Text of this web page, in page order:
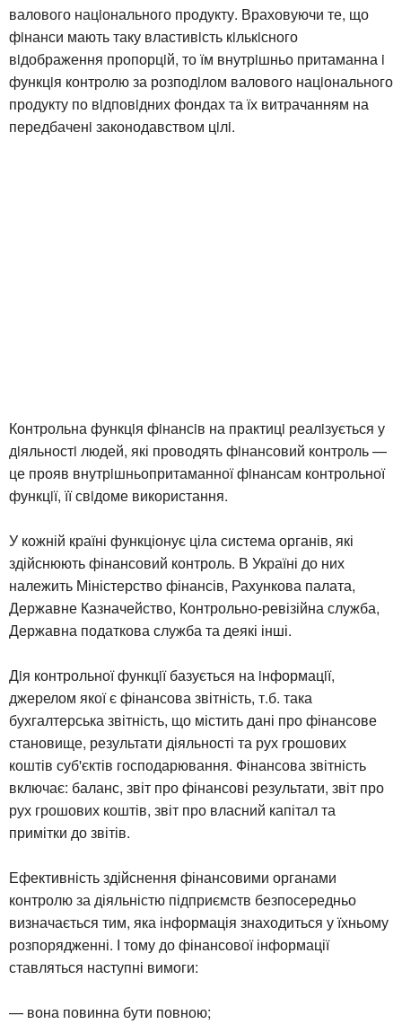
валового нацiонального продукту. Враховуючи те, що
фiнанси мають таку властивiсть кiлькiсного
вiдображення пропорцiй, то їм внутрiшньо притаманна i
функцiя контролю за розподiлом валового нацiонального
продукту по вiдповiдних фондах та їх витрачанням на
передбаченi законодавством цiлi.
Контрольна функцiя фiнансiв на практицi реалiзується у
дiяльностi людей, які проводять фiнансовий контроль —
це прояв внутрiшньопритаманної фiнансам контрольної
функцiї, її свiдоме використання.
У кожній країні функціонує ціла система органів, які
здійснюють фінансовий контроль. В Україні до них
належить Міністерство фінансів, Рахункова палата,
Державне Казначейство, Контрольно-ревізійна служба,
Державна податкова служба та деякі інші.
Дiя контрольної функцiї базується на iнформацiї,
джерелом якої є фінансова звітність, т.б. така
бухгалтерська звітність, що містить дані про фінансове
становище, результати діяльності та рух грошових
коштів суб'єктів господарювання. Фінансова звітність
включає: баланс, звіт про фінансові результати, звіт про
рух грошових коштів, звіт про власний капітал та
примітки до звітів.
Ефективність здійснення фінансовими органами
контролю за діяльністю підприємств безпосередньо
визначається тим, яка інформація знаходиться у їхньому
розпорядженні. І тому до фінансової інформації
ставляться наступні вимоги:
— вона повинна бути повною;